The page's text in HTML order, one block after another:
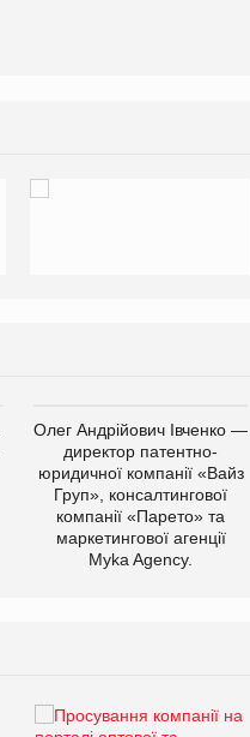
Олег Андрійович Івченко —
директор патентно-
юридичної компанії «Вайз
Груп», консалтингової
компанії «Парето» та
маркетингової агенції
Myka Agency.